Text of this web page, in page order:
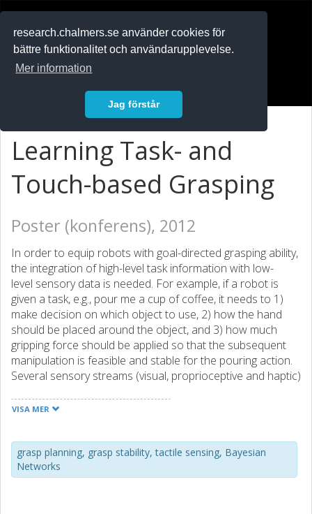
research.chalmers.se använder cookies för
bättre funktionalitet och användarupplevelse.
Mer information
Jag förstår
Learning Task- and
Touch-based Grasping
Poster (konferens), 2012
In order to equip robots with goal-directed grasping ability,
the integration of high-level task information with low-
level sensory data is needed. For example, if a robot is
given a task, e.g., pour me a cup of coffee, it needs to 1)
make decision on which object to use, 2) how the hand
should be placed around the object, and 3) how much
gripping force should be applied so that the subsequent
manipulation is feasible and stable for the pouring action.
Several sensory streams (visual, proprioceptive and haptic)
and hence the state space becomes
be encoded in a suitable manner using probabilistic
generative models so that robots can achieve stable and
VISA MER
grasp planning, grasp stability, tactile sensing, Bayesian
Networks